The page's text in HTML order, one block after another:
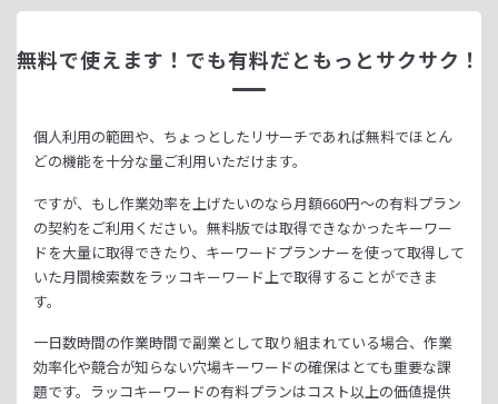
無料で使えます！ でも有料だともっとサクサク！
個人利用の範囲や、ちょっとしたリサーチであれば無料でほとん
どの機能を十分な量ご利用いただけます。
ですが、もし作業効率を上げたいのなら月額660円～の有料プラン
の契約をご利用ください。 無料版では取得できなかったキーワー
ドを大量に取得できたり、 キーワードプランナーを使って取得して
いた月間検索数をラッコキーワード上で取得することができま
す。
一日数時間の作業時間で副業として取り組まれている場合、 作業
効率化や競合が知らない穴場キーワードの確保はとても重要な課
題です。 ラッコキーワードの有料プランはコスト以上の価値提供